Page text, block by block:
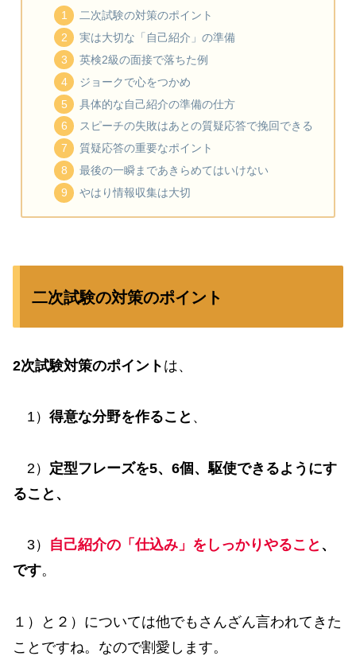
二次試験の対策のポイント
実は大切な「自己紹介」の準備
英検2級の面接で落ちた例
ジョークで心をつかめ
具体的な自己紹介の準備の仕方
スピーチの失敗はあとの質疑応答で挽回できる
質疑応答の重要なポイント
最後の一瞬まであきらめてはいけない
やはり情報収集は大切
二次試験の対策のポイント
2次試験対策のポイント は、
1） 得意な分野を作ること 、
2） 定型フレーズを5、6個、駆使できるようにす
ること、
3） 自己紹介の「仕込み」をしっかりやること 、
です。
１）と２）については他でもさんざん言われてきた
ことですね。なので割愛します。